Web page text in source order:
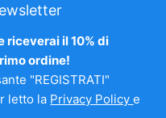
riceverai il 10% di
ordine!
"REGISTRATI"
letto la Privacy Policye